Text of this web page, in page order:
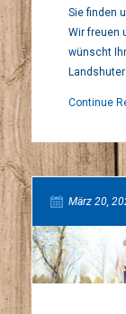
Sie finden
Wir freuen
wünscht
Continue
März 20,